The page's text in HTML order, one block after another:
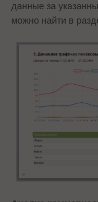
данные за
можно найти в